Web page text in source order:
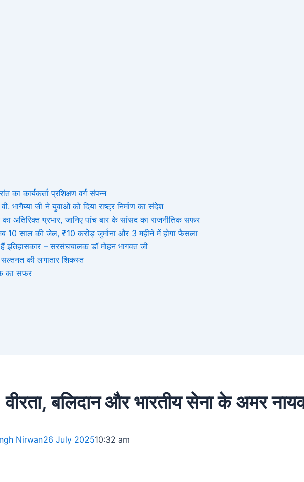
का कार्यकर्ता प्रशिक्षण वर्ग संपन्न
भागैय्या जी ने युवाओं को दिया राष्ट्र निर्माण का संदेश
का अतिरिक्त प्रभार, जानिए पांच बार के सांसद का राजनीतिक सफर
10 साल की जेल, ₹10 करोड़ जुर्माना और 3 महीने में होगा फैसला
हैं इतिहासकार – सरसंघचालक डॉ मोहन भागवत जी
की लगातार शिकस्त
का सफर
बलिदान और भारतीय सेना के अमर
Nirwan26 July 202510:32 am